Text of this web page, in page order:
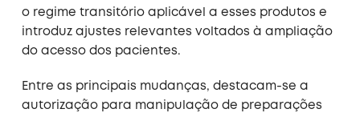
o regime transitório aplicável a esses produtos e
introduz ajustes relevantes voltados à ampliação
do acesso dos pacientes.
Entre as principais mudanças, destacam-se a
autorização para manipulação de preparações